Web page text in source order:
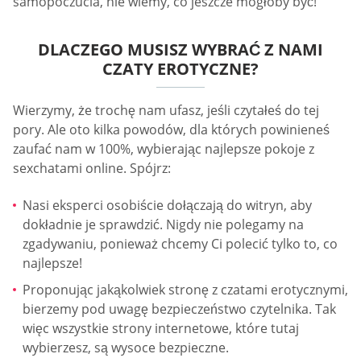
DLACZEGO MUSISZ WYBRAĆ Z NAMI
CZATY EROTYCZNE?
Wierzymy, że trochę nam ufasz, jeśli czytałeś do tej
pory. Ale oto kilka powodów, dla których powinieneś
zaufać nam w 100%, wybierając najlepsze pokoje z
sexchatami online. Spójrz:
Nasi eksperci osobiście dołączają do witryn, aby
dokładnie je sprawdzić. Nigdy nie polegamy na
zgadywaniu, ponieważ chcemy Ci polecić tylko to, co
najlepsze!
Proponując jakąkolwiek stronę z czatami erotycznymi,
bierzemy pod uwagę bezpieczeństwo czytelnika. Tak
więc wszystkie strony internetowe, które tutaj
wybierzesz, są wysoce bezpieczne.